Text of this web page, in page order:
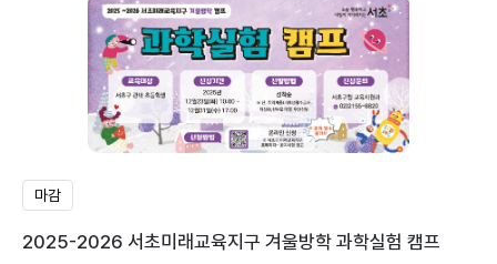
마감
2025-2026 서초미래교육지구 겨울방학 과학실험 캠프